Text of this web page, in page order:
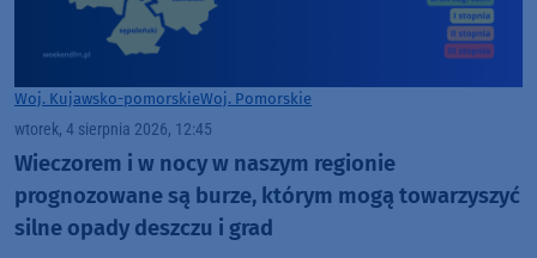
Woj. Kujawsko-pomorskieWoj. Pomorskie
wtorek, 4 sierpnia 2026, 12:45
Wieczorem i w nocy w naszym regionie
prognozowane są burze, którym mogą towarzyszyć
silne opady deszczu i grad